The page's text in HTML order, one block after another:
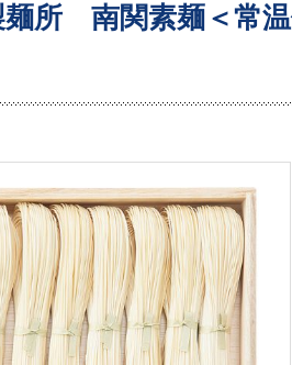
麺所 南関素麺＜常